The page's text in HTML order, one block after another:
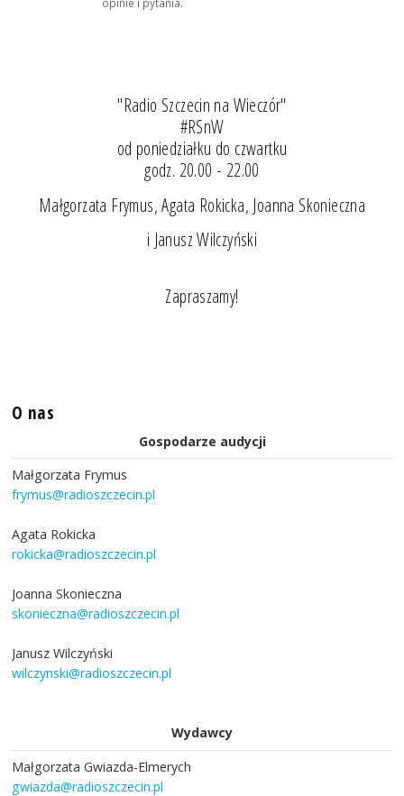
"Radio Szczecin na Wieczór"
#RSnW
od poniedziałku do czwartku
godz. 20.00 - 22.00
Małgorzata Frymus, Agata Rokicka, Joanna Skonieczna
i Janusz Wilczyński
Zapraszamy!
O nas
Gospodarze audycji
Małgorzata Frymus
frymus@radioszczecin.pl
Agata Rokicka
rokicka@radioszczecin.pl
Joanna Skonieczna
skonieczna@radioszczecin.pl
Janusz Wilczyński
wilczynski@radioszczecin.pl
Wydawcy
Małgorzata Gwiazda-Elmerych
gwiazda@radioszczecin.pl